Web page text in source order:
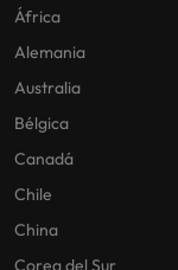
África
Alemania
Australia
Bélgica
Canadá
Chile
China
Corea del Sur